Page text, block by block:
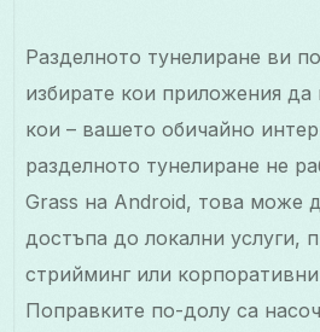
Разделното тунелиране ви
избирате кои приложения да
кои – вашето обичайно
разделното тунелиране не
Grass на Android, това може
достъпа до локални услуги,
стрийминг или
Поправките по-долу са